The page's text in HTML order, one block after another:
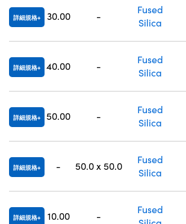
詳細規格 30.00 -
Fused
Silica
詳細規格 40.00 -
Fused
Silica
詳細規格 50.00 -
Fused
Silica
詳細規格 - 50.0 x 50.0
Fused
Silica
詳細規格 10.00 -
Fused